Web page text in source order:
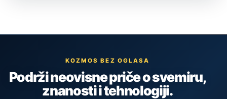
KOZMOS BEZ OGLASA
Podrži neovisne priče o svemiru,
znanosti i tehnologiji.